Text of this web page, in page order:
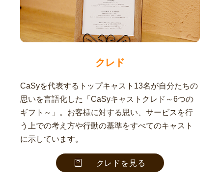
クレド
CaSyを代表するトップキャスト13名が自分たちの
思いを言語化した「CaSyキャストクレド～6つの
ギフト～」。お客様に対する思い、サービスを行
う上での考え方や行動の基準をすべてのキャスト
に示しています。
クレドを見る